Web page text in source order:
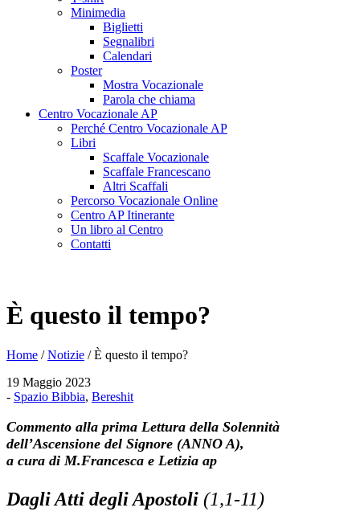
Minimedia
Biglietti
Segnalibri
Calendari
Poster
Mostra Vocazionale
Parola che chiama
Centro Vocazionale AP
Perché Centro Vocazionale AP
Libri
Scaffale Vocazionale
Scaffale Francescano
Altri Scaffali
Percorso Vocazionale Online
Centro AP Itinerante
Un libro al Centro
Contatti
È questo il tempo?
Home /Notizie /È questo il tempo?
19 Maggio 2023
- Spazio Bibbia, Bereshit
Commento alla prima Lettura della Solennità
dell’Ascensione del Signore (ANNO A),
a cura di M.Francesca e Letizia ap
DagliAtti degli Apostoli (1,1-11)